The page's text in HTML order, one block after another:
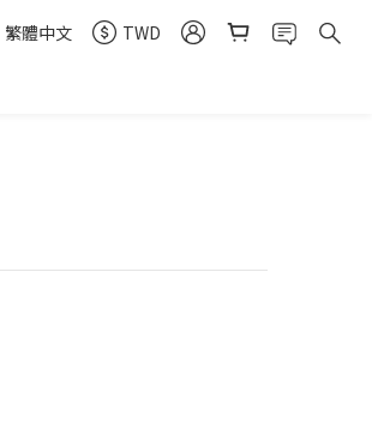
繁體中文
TWD